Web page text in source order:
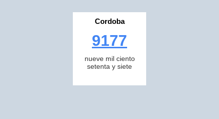
Cordoba
9177
nueve mil ciento
setenta y siete